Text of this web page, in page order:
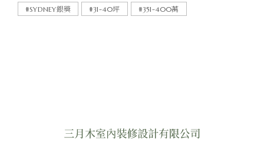
#SYDNEY銀獎
#31-40坪 #351-400萬